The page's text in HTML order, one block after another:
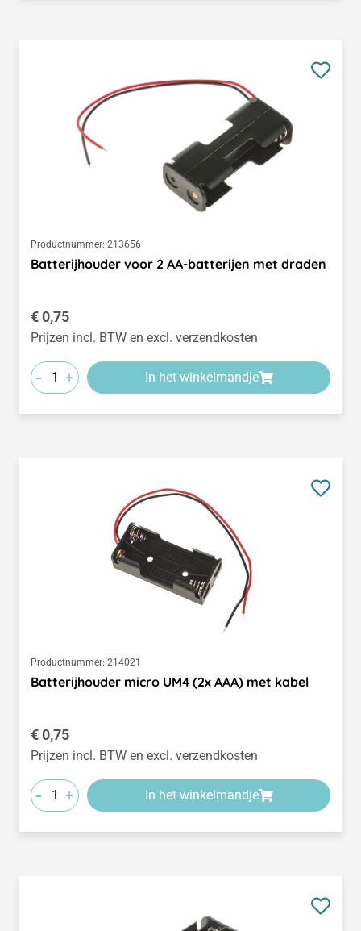
Productnummer: 213656
Batterijhouder voor 2 AA-batterijen met draden
Normale prijs:
€ 0,75
Prijzen incl. BTW en excl. verzendkosten
- + In het winkelmandje
Productnummer: 214021
Batterijhouder micro UM4 (2x AAA) met kabel
Normale prijs:
€ 0,75
Prijzen incl. BTW en excl. verzendkosten
- + In het winkelmandje